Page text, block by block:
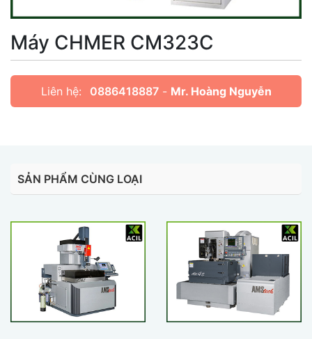
Máy CHMER CM323C
Liên hệ: 0886418887- Mr. Hoàng Nguyễn
SẢN PHẨM CÙNG LOẠI